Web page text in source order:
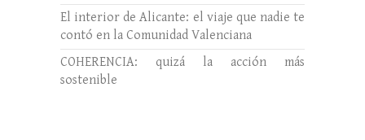
El interior de Alicante: el viaje que nadie te
contó en la Comunidad Valenciana
COHERENCIA: quizá la acción más
sostenible